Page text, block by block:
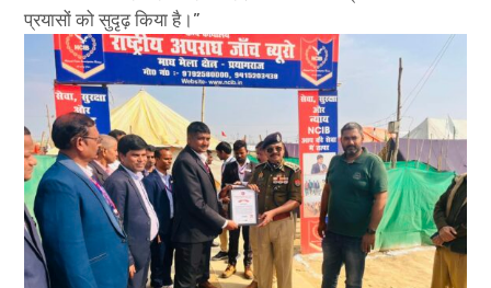
प्रयासों को सुदृढ़ किया है।”